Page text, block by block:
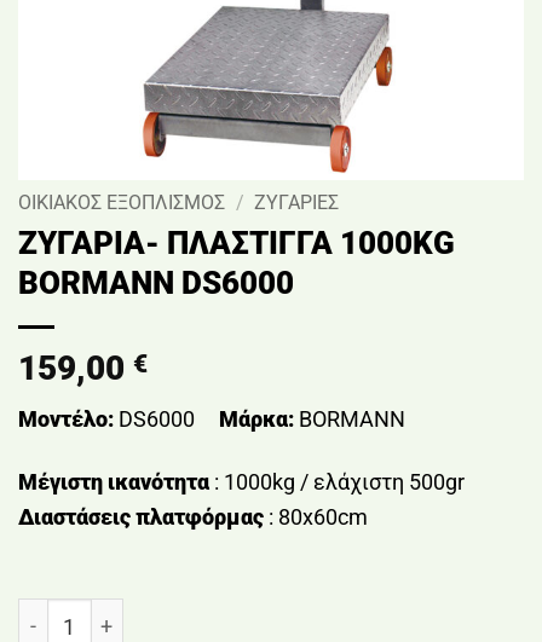
ΟΙΚΙΑΚΟΣ ΕΞΟΠΛΙΣΜΟΣ / ΖΥΓΑΡΙΕΣ
ΖΥΓΑΡΙΑ- ΠΛΑΣΤΙΓΓΑ 1000KG
BORMANN DS6000
159,00 €
Μοντέλο: DS6000 Μάρκα: BORMANN
Μέγιστη ικανότητα : 1000kg / ελάχιστη 500gr
Διαστάσεις πλατφόρμας : 80x60cm